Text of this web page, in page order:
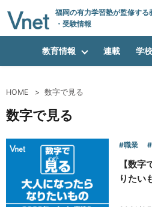
福岡の有力学習塾が監修する
・受験情報
編集方針
vnetアライアンス企業
運営会社
教育情報 連載 学
HOME 数字で見る
数字で見る
#職業
【数
りたい